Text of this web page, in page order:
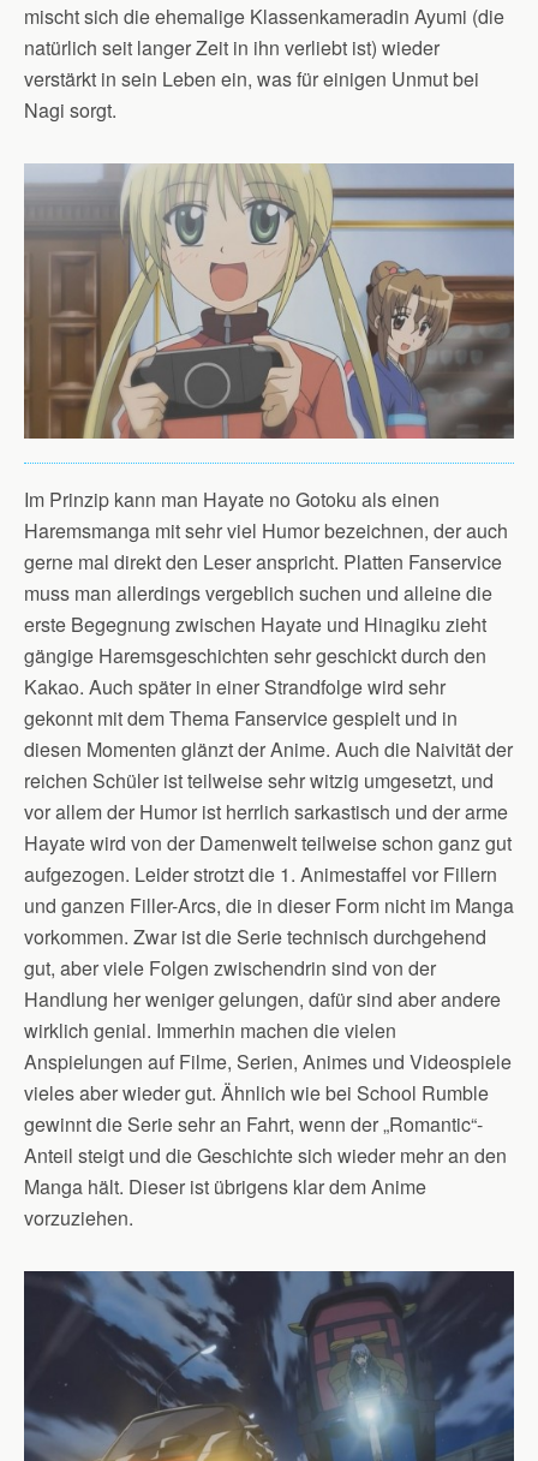
mischt sich die ehemalige Klassenkameradin Ayumi (die
natürlich seit langer Zeit in ihn verliebt ist) wieder
verstärkt in sein Leben ein, was für einigen Unmut bei
Nagi sorgt.
Im Prinzip kann man Hayate no Gotoku als einen
Haremsmanga mit sehr viel Humor bezeichnen, der auch
gerne mal direkt den Leser anspricht. Platten Fanservice
muss man allerdings vergeblich suchen und alleine die
erste Begegnung zwischen Hayate und Hinagiku zieht
gängige Haremsgeschichten sehr geschickt durch den
Kakao. Auch später in einer Strandfolge wird sehr
gekonnt mit dem Thema Fanservice gespielt und in
diesen Momenten glänzt der Anime. Auch die Naivität der
reichen Schüler ist teilweise sehr witzig umgesetzt, und
vor allem der Humor ist herrlich sarkastisch und der arme
Hayate wird von der Damenwelt teilweise schon ganz gut
aufgezogen. Leider strotzt die 1. Animestaffel vor Fillern
und ganzen Filler-Arcs, die in dieser Form nicht im Manga
vorkommen. Zwar ist die Serie technisch durchgehend
gut, aber viele Folgen zwischendrin sind von der
Handlung her weniger gelungen, dafür sind aber andere
wirklich genial. Immerhin machen die vielen
Anspielungen auf Filme, Serien, Animes und Videospiele
vieles aber wieder gut. Ähnlich wie bei School Rumble
gewinnt die Serie sehr an Fahrt, wenn der „Romantic“-
Anteil steigt und die Geschichte sich wieder mehr an den
Manga hält. Dieser ist übrigens klar dem Anime
vorzuziehen.